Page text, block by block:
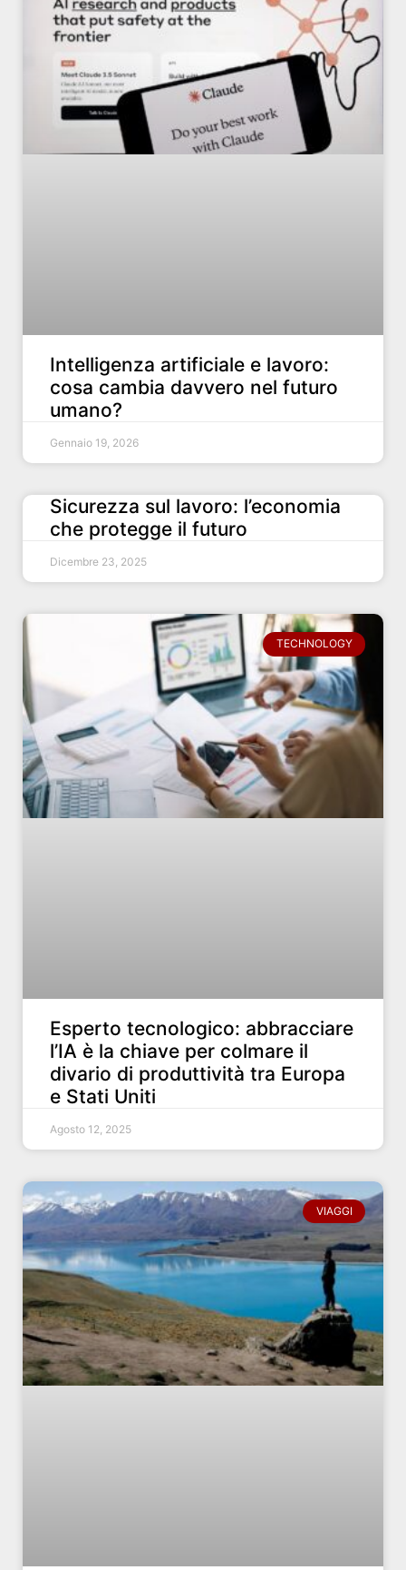
Intelligenza artificiale e lavoro:
cosa cambia davvero nel futuro
umano?
Gennaio 19, 2026
Sicurezza sul lavoro: l’economia
che protegge il futuro
Dicembre 23, 2025
TECHNOLOGY
Esperto tecnologico: abbracciare
l’IA è la chiave per colmare il
divario di produttività tra Europa
e Stati Uniti
Agosto 12, 2025
VIAGGI